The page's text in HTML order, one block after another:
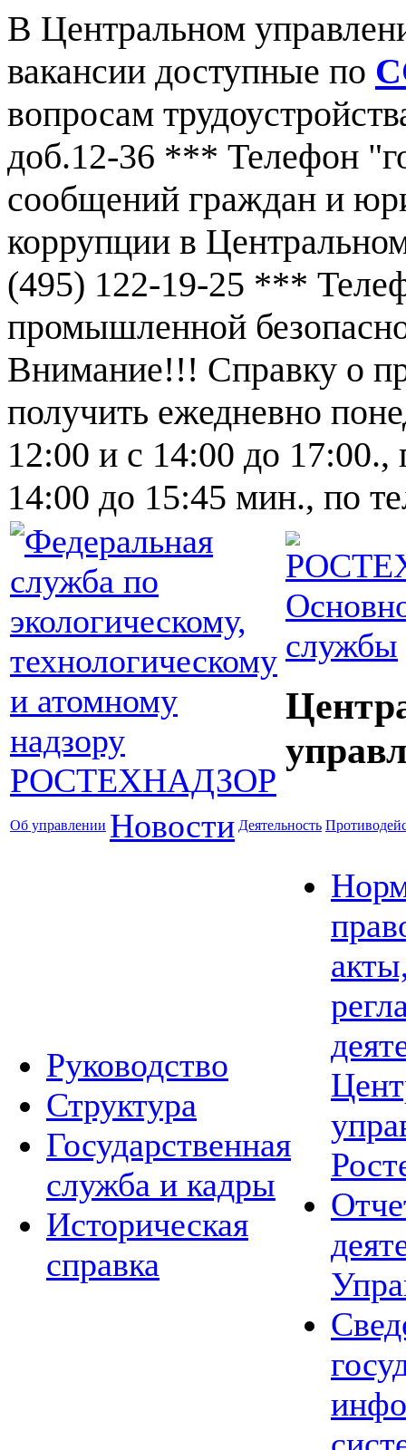
В Центральном
вакансии доступные по
вопросам
доб.12-36 *** Телефон
сообщений граждан и
коррупции в
(495) 122-19-25 ***
промышленной
Внимание!!! Справку о
получить ежедневно
12:00 и с 14:00 до 17:00.,
14:00 до 15:45 мин., по
службы
Об управлении Новости Деятельность
Руководство
Структура
Государственная
служба и кадры
Историческая
справка